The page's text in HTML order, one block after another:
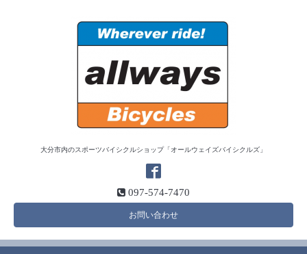
大分市内のスポーツバイシクルショップ「オールウェイズバイシクルズ」
097-574-7470
お問い合わせ